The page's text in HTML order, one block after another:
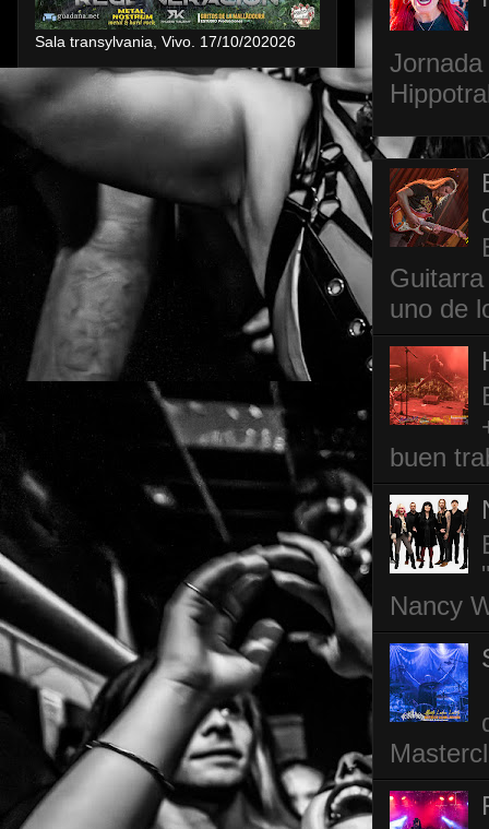
uno de
buen
Nancy
Sala transylvania, Vivo. 17/10/202026